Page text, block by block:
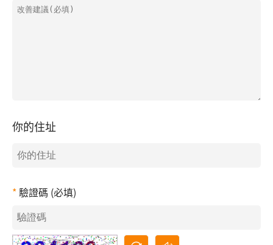
你的住址
驗證碼 (必填)